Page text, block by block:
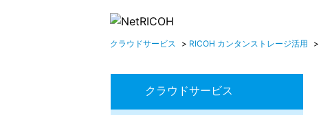
クラウドサービス > RICOH カンタンストレージ活用 >
クラウドサービス